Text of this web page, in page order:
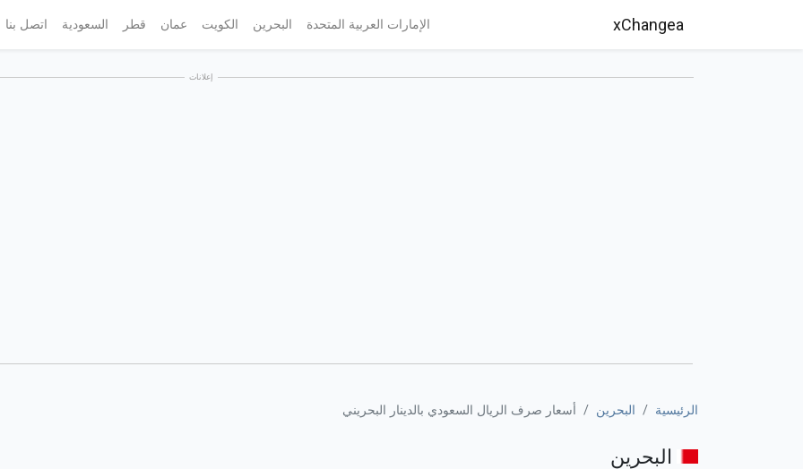
xChangea الإمارات العربية المتحدة البحرين الكويت عمان قطر السعودية اتصل بنا
إعلانات
الرئيسية البحرين أسعار صرف الريال السعودي بالدينار البحريني
البحرين